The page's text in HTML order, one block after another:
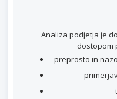
Analiza podjetja je
dostopom
preprosto in